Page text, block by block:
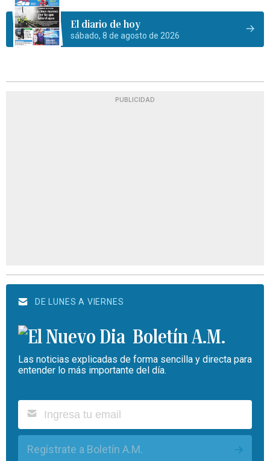
El diario de hoy
sábado, 8 de agosto de 2026
PUBLICIDAD
DE LUNES A VIERNES
Boletín A.M.
Las noticias explicadas de forma sencilla y directa para
entender lo más importante del día.
Regístrate a Boletín A.M.